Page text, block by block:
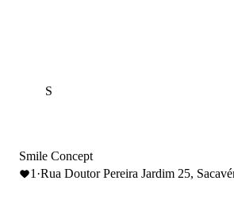
S
Smile Concept
1 ·Rua Doutor Pereira Jardim 25,